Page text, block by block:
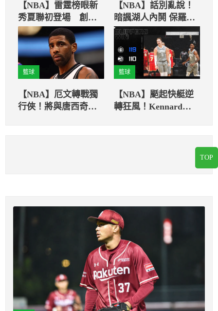
【NBA】雷霆榜眼新
秀夏聯初登場 創下
夏季聯賽史上未曾有
的瘋狂紀錄
【NBA】話別亂說！
暗諷湖人內鬨 保羅讚
太陽「年輕像一家
人」恐得罪4隊？
籃球
【NBA】厄文轉戰獨
行俠！將與唐西奇組
籃球
【NBA】颳起快艇逆
轉狂風！Kennard上
TOP